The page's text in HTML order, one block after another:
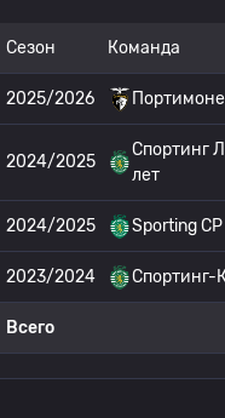
Сезон Команда
2025/2026
2024/2025
Спортинг
лет
2024/2025 Sporting CP
2023/2024 Спортинг-
Всего